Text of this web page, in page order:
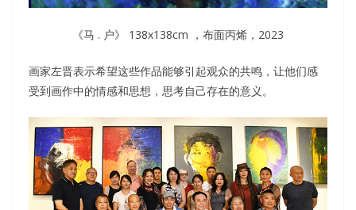
《马 . 户》 138x138cm ，布面丙烯，2023
画家左晋表示希望这些作品能够引起观众的共鸣，让他们感
受到画作中的情感和思想，思考自己存在的意义。